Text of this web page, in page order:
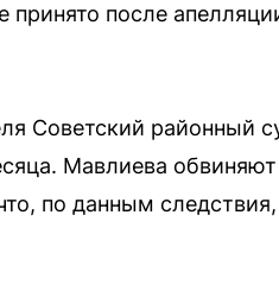
после
Советский районный
Мавлиева обвиняют
по данным